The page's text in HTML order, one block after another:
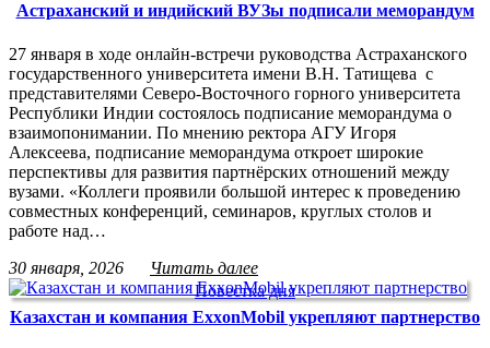
Астраханский и индийский ВУЗы подписали меморандум
27 января в ходе онлайн-встречи руководства Астраханского
государственного университета имени В.Н. Татищева с
представителями Северо-Восточного горного университета
Республики Индии состоялось подписание меморандума о
взаимопонимании. По мнению ректора АГУ Игоря
Алексеева, подписание меморандума откроет широкие
перспективы для развития партнёрских отношений между
вузами. «Коллеги проявили большой интерес к проведению
совместных конференций, семинаров, круглых столов и
работе над…
30 января, 2026
Читать далее
Повестка дня
Казахстан и компания ExxonMobil укрепляют партнерство